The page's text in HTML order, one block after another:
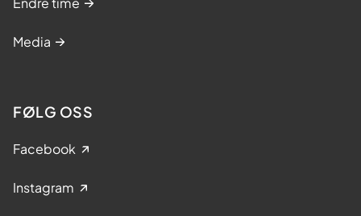
Media
FØLG OSS
Facebook
Instagram